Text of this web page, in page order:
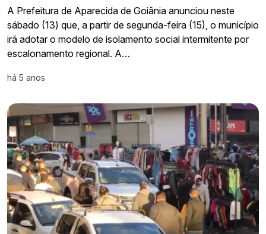
A Prefeitura de Aparecida de Goiânia anunciou neste
sábado (13) que, a partir de segunda-feira (15), o município
irá adotar o modelo de isolamento social intermitente por
escalonamento regional. A…
há 5 anos